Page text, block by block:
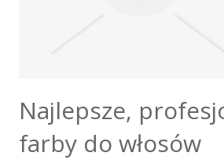
Kursy Językowe
Konferencje, Sale
Kursy i
Biżuteria
Dla Dzieci
Najlepsze,
farby do włosów